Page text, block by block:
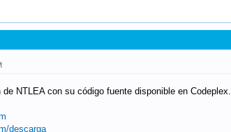
NTLEA con su código fuente disponible en Codeplex.
descarga